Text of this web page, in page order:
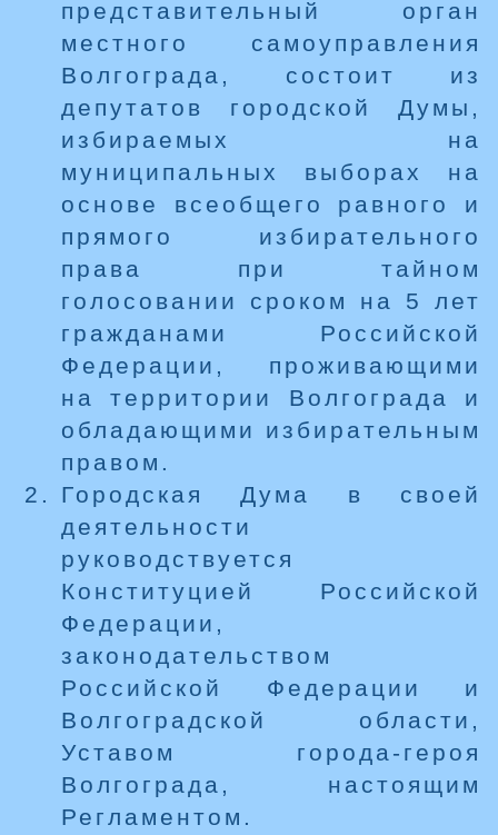
представительный орган
местного самоуправления
Волгограда, состоит из
депутатов городской Думы,
избираемых на
муниципальных выборах на
основе всеобщего равного и
прямого избирательного
права при тайном
голосовании сроком на 5 лет
гражданами Российской
Федерации, проживающими
на территории Волгограда и
обладающими избирательным
правом.
Городская Дума в своей
деятельности
руководствуется
Конституцией Российской
Федерации,
законодательством
Российской Федерации и
Волгоградской области,
Уставом города-героя
Волгограда, настоящим
Регламентом.